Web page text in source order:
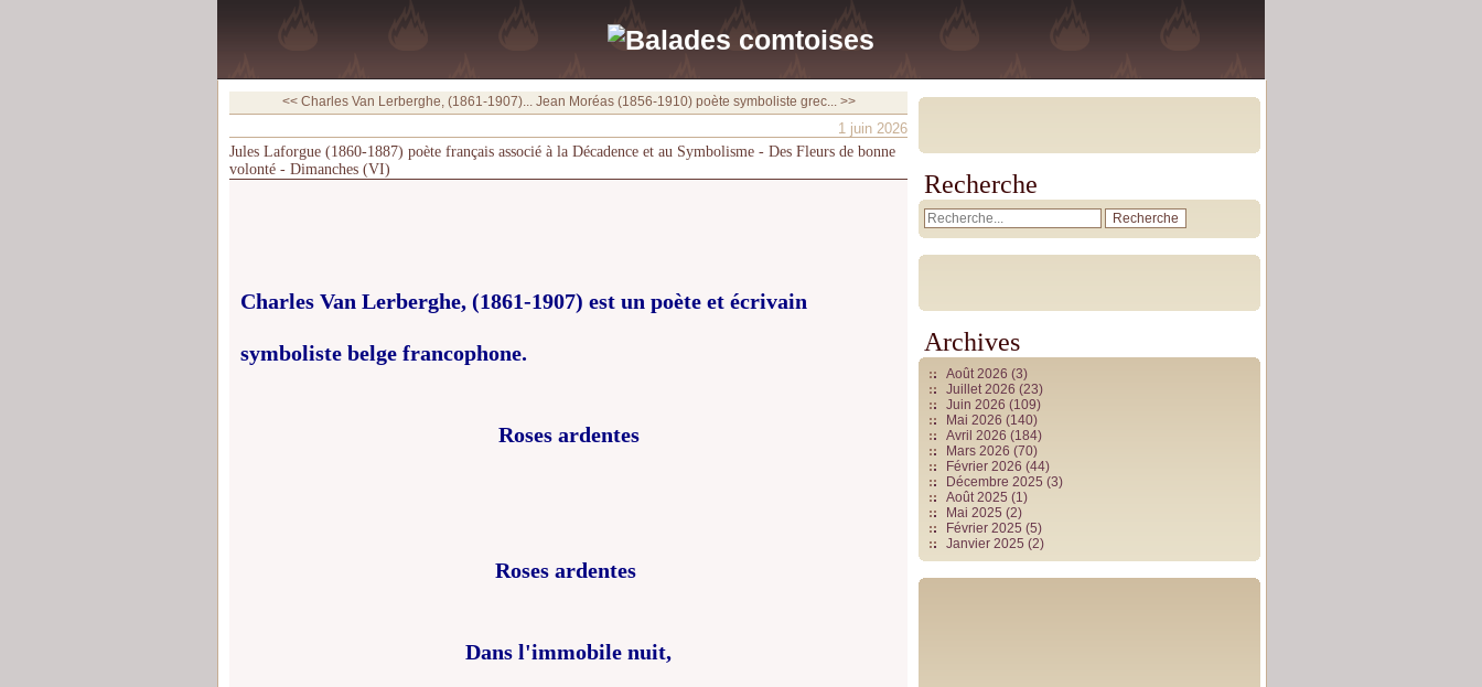
<< Charles Van Lerberghe, (1861-1907)... Jean Moréas (1856-1910) poète symboliste grec... >>
1 juin 2026
Jules Laforgue (1860-1887) poète français associé à la Décadence et au Symbolisme - Des Fleurs de bonne
volonté - Dimanches (VI)
Charles Van Lerberghe, (1861-1907) est un poète et écrivain
symboliste belge francophone.
Roses ardentes
Roses ardentes
Dans l'immobile nuit,
Recherche
Archives
Août 2026 (3)
Juillet 2026 (23)
Juin 2026 (109)
Mai 2026 (140)
Avril 2026 (184)
Mars 2026 (70)
Février 2026 (44)
Décembre 2025 (3)
Août 2025 (1)
Mai 2025 (2)
Février 2025 (5)
Janvier 2025 (2)